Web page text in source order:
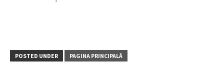
POSTED UNDER PAGINA PRINCIPALĂ